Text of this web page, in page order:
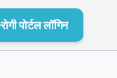
रोगी पोर्टल लॉगिन